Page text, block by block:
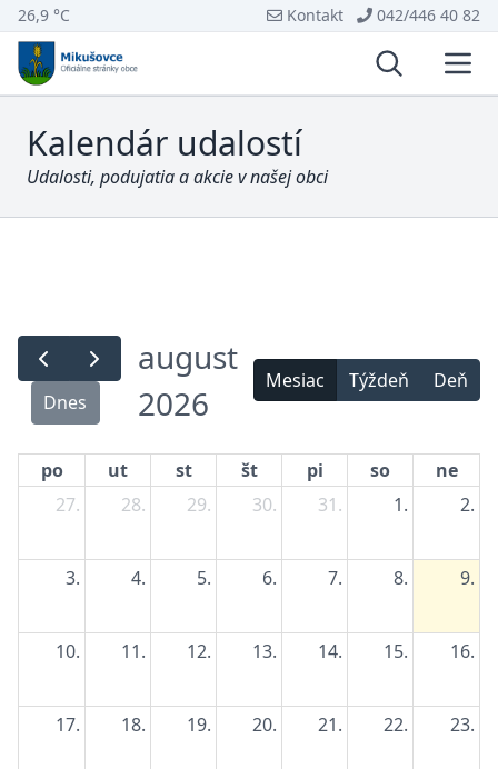
26,9 °C Kontakt 042/446 40 82
Vyhľadávanie
Kalendár udalostí
Udalosti, podujatia a akcie v našej obci
Dnes
august
2026
Mesiac Týždeň Deň
po ut st št pi so
ne
27.
28. 29. 30. 31. 1. 2.
3. 4. 5. 6. 7. 8. 9.
10. 11. 12. 13. 14. 15. 16.
17. 18. 19. 20. 21. 22. 23.